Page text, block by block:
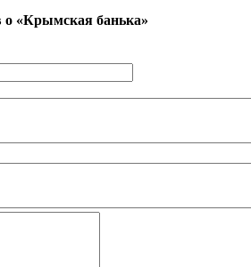
«Крымская банька»